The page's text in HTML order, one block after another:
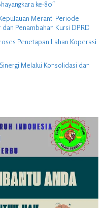
ke-80″
Meranti Periode
Penambahan Kursi DPRD
Penetapan Lahan Koperasi
Melalui Konsolidasi dan